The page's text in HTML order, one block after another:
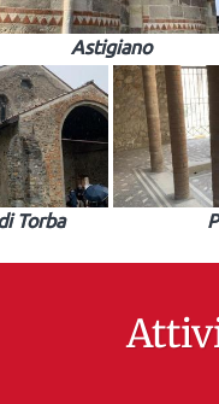
Astigiano
Torba